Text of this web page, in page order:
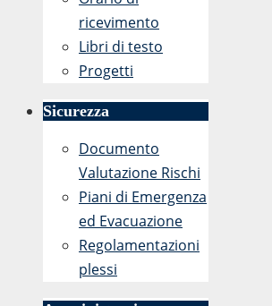
ricevimento
Libri di testo
Progetti
Sicurezza
Documento
Valutazione Rischi
Piani di Emergenza
ed Evacuazione
Regolamentazioni
plessi